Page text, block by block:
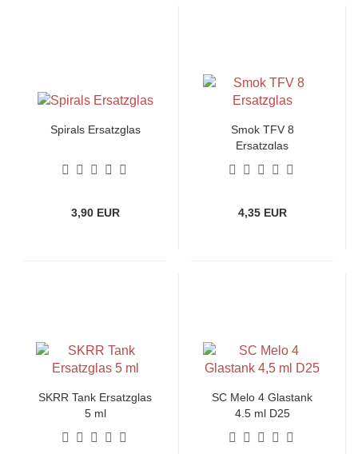
Spirals Ersatzglas
3,90 EUR
Smok TFV 8
Ersatzglas
4,35 EUR
SKRR Tank Ersatzglas
5 ml
SC Melo 4 Glastank
4,5 ml D25